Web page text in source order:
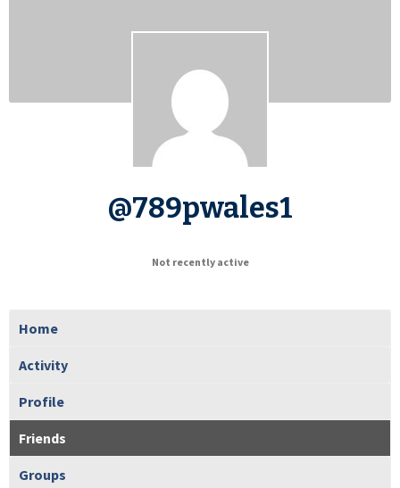
@789pwales1
Not recently active
Home
Activity
Profile
Friends
Groups